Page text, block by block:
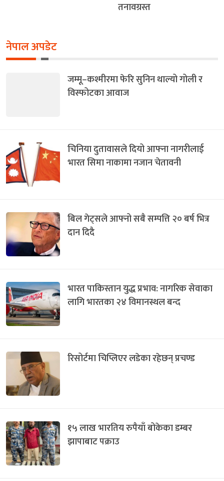
तनावग्रस्त
नेपाल अपडेट
जम्मू–कश्मीरमा फेरि सुनिन थाल्यो गोली र
विस्फोटका आवाज
चिनिया दुतावासले दियो आफ्ना नागरीलाई
भारत सिमा नाकामा नजान चेतावनी
बिल गेट्सले आफ्नो सबै सम्पत्ति २० बर्ष भित्र
दान दिदै
भारत पाकिस्तान युद्ध प्रभाव: नागरिक सेवाका
लागि भारतका २४ विमानस्थल बन्द
रिसोर्टमा चिप्लिएर लडेका रहेछन् प्रचण्ड
१५ लाख भारतिय रुपैयाँ बोकेका डम्बर
झापाबाट पक्राउ